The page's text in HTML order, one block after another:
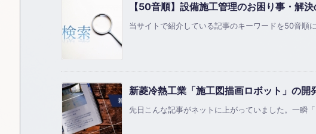
【50音順】設備施工管理のお困り事・解決
当サイトで紹介している記事のキーワードを50音順
新菱冷熱工業「施工図描画ロボット」の開
先日こんな記事がネットに上がっていました。一瞬